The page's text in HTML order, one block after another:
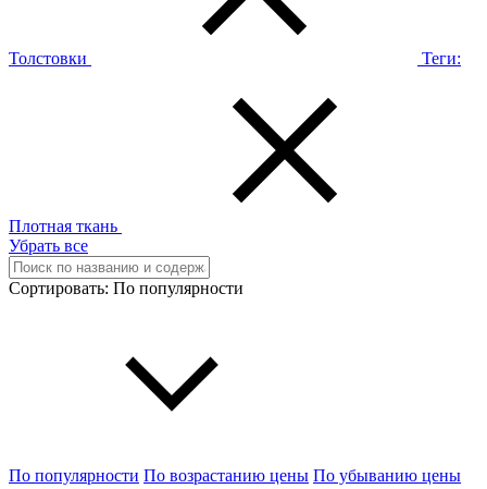
Толстовки Теги:
Плотная ткань
Убрать все
Сортировать: По популярности
По популярности По возрастанию цены По убыванию цены